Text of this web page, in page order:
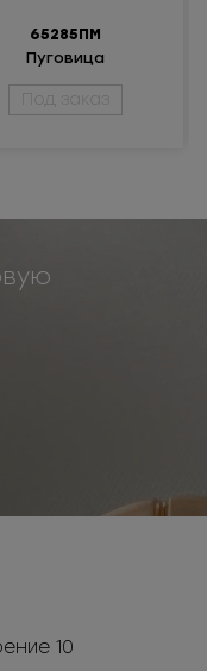
65285ПМ
Пуговица
металлическая
Под заказ
10